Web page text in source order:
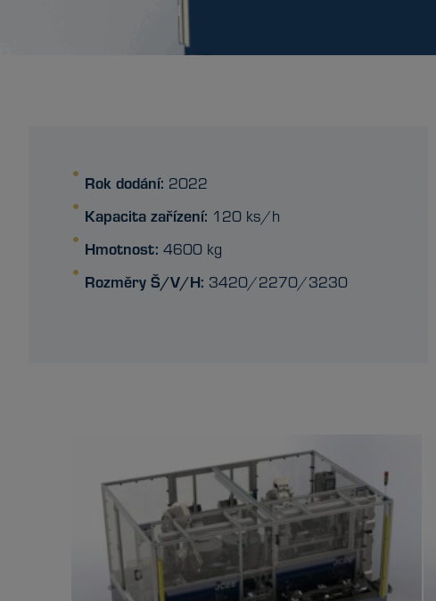
Rok dodání: 2022
Kapacita zařízení: 120 ks/h
Hmotnost: 4600 kg
Rozměry Š/V/H: 3420/2270/3230